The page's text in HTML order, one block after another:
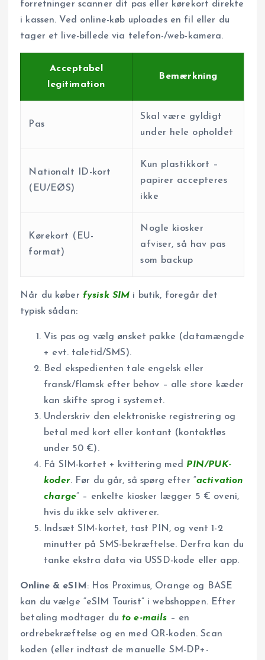
forretninger scanner dit pas eller kørekort direkte
i kassen. Ved online-køb uploades en fil eller du
tager et live-billede via telefon-/web-kamera.
Acceptabel
legitimation
Bemærkning
Pas
Skal være gyldigt
under hele opholdet
Nationalt ID-kort
(EU/EØS)
Kun plastikkort –
papirer accepteres
ikke
Kørekort (EU-
format)
Nogle kiosker
afviser, så hav pas
som backup
Når du køber fysisk SIM i butik, foregår det
typisk sådan:
Vis pas og vælg ønsket pakke (datamængde
+ evt. taletid/SMS).
Bed ekspedienten tale engelsk eller
fransk/flamsk efter behov – alle store kæder
kan skifte sprog i systemet.
Underskriv den elektroniske registrering og
betal med kort eller kontant (kontaktløs
under 50 €).
Få SIM-kortet + kvittering med PIN/PUK-
koder. Før du går, så spørg efter “activation
charge” – enkelte kiosker lægger 5 € oveni,
hvis du ikke selv aktiverer.
Indsæt SIM-kortet, tast PIN, og vent 1-2
minutter på SMS-bekræftelse. Derfra kan du
tanke ekstra data via USSD-kode eller app.
Online & eSIM : Hos Proximus, Orange og BASE
kan du vælge “eSIM Tourist” i webshoppen. Efter
betaling modtager du to e-mails – en
ordrebekræftelse og en med QR-koden. Scan
koden (eller indtast de manuelle SM-DP+-